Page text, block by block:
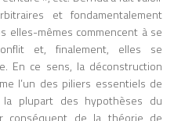
et fondamentalement
elles-mêmes commencent à se
et, finalement, elles se
En ce sens, la déconstruction
l’un des piliers essentiels de
la plupart des hypothèses du
montre que l’invention de
à caractères mobiles par
Gutenberg au XVe siècle a
modifié la manière dont les
pensent, lisent et interagissent
Selon McLuhan,